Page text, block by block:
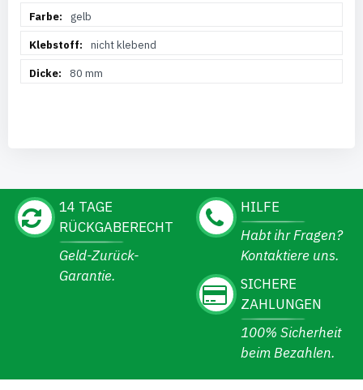
gelb
nicht klebend
80 mm
14 TAGE
RÜCKGABERECHT
Geld-Zurück-
Garantie.
HILFE
Habt ihr Fragen?
Kontaktiere uns.
SICHERE
ZAHLUNGEN
100% Sicherheit
beim Bezahlen.